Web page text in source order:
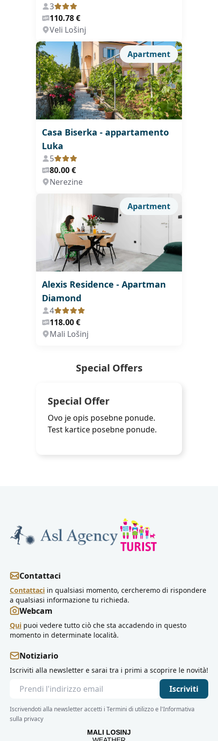
3
110.78 €
Veli Lošinj
Apartment
Casa Biserka - appartamento
Luka
5
80.00 €
Nerezine
Apartment
Alexis Residence - Apartman
Diamond
4
118.00 €
Mali Lošinj
Special Offers
Special Offer
Ovo je opis posebne ponude.
Test kartice posebne ponude.
Contattaci
Contattaci in qualsiasi momento, cercheremo di rispondere
a qualsiasi informazione tu richieda.
Webcam
Qui puoi vedere tutto ciò che sta accadendo in questo
momento in determinate località.
Notiziario
Iscriviti alla newsletter e sarai tra i primi a scoprire le novità!
Iscriviti
Iscrivendoti alla newsletter accetti i Termini di utilizzo e l'Informativa
sulla privacy